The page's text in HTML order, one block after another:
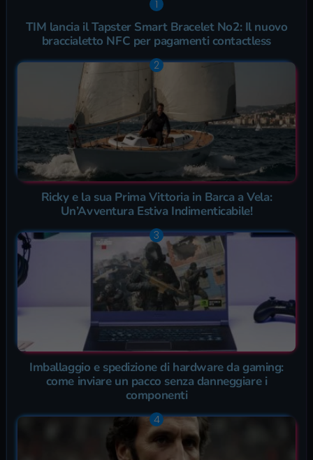
TIM lancia il Tapster Smart Bracelet No2: Il nuovo
braccialetto NFC per pagamenti contactless
Ricky e la sua Prima Vittoria in Barca a Vela:
Un’Avventura Estiva Indimenticabile!
Imballaggio e spedizione di hardware da gaming:
come inviare un pacco senza danneggiare i
componenti